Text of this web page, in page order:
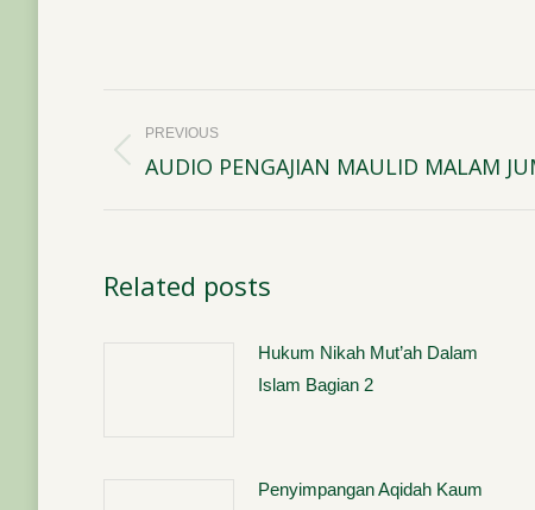
Post
navigation
PREVIOUS
Previous
AUDIO PENGAJIAN MAULID MALAM
Related posts
Hukum Nikah Mut’ah Dalam
Islam Bagian 2
Penyimpangan Aqidah Kaum